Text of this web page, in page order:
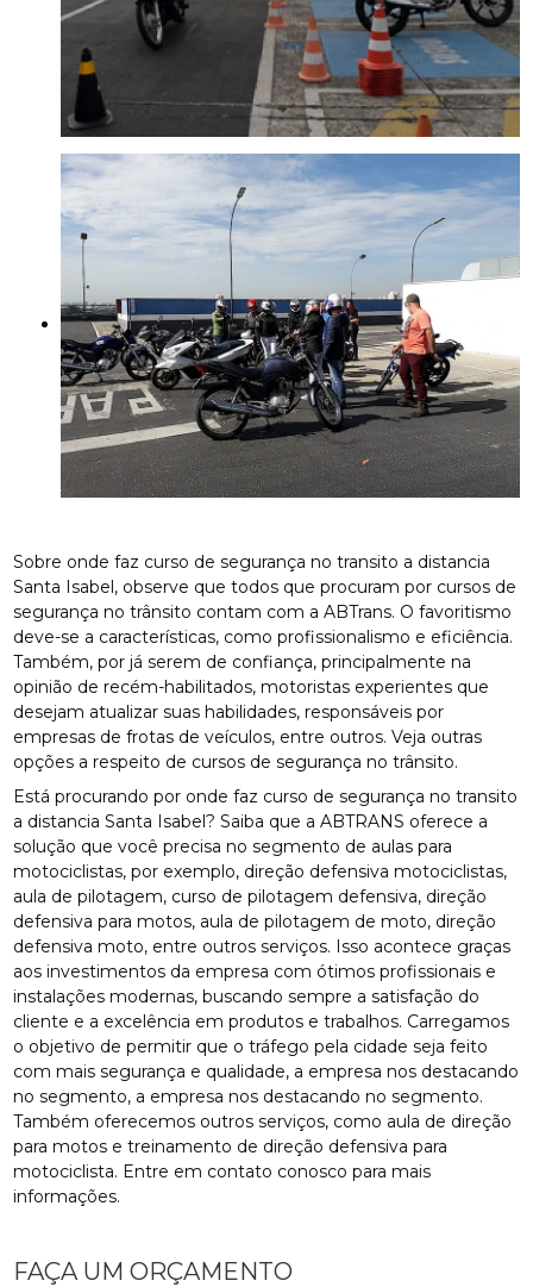
Sobre onde faz curso de segurança no transito a distancia
Santa Isabel, observe que todos que procuram por cursos de
segurança no trânsito contam com a ABTrans. O favoritismo
deve-se a características, como profissionalismo e eficiência.
Também, por já serem de confiança, principalmente na
opinião de recém-habilitados, motoristas experientes que
desejam atualizar suas habilidades, responsáveis por
empresas de frotas de veículos, entre outros. Veja outras
opções a respeito de cursos de segurança no trânsito.
Está procurando por onde faz curso de segurança no transito
a distancia Santa Isabel? Saiba que a ABTRANS oferece a
solução que você precisa no segmento de aulas para
motociclistas, por exemplo, direção defensiva motociclistas,
aula de pilotagem, curso de pilotagem defensiva, direção
defensiva para motos, aula de pilotagem de moto, direção
defensiva moto, entre outros serviços. Isso acontece graças
aos investimentos da empresa com ótimos profissionais e
instalações modernas, buscando sempre a satisfação do
cliente e a excelência em produtos e trabalhos. Carregamos
o objetivo de permitir que o tráfego pela cidade seja feito
com mais segurança e qualidade, a empresa nos destacando
no segmento, a empresa nos destacando no segmento.
Também oferecemos outros serviços, como aula de direção
para motos e treinamento de direção defensiva para
motociclista. Entre em contato conosco para mais
informações.
FAÇA UM ORÇAMENTO